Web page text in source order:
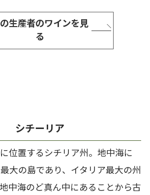
生産者のワインを見
る
シチーリア
位置するシチリア州。地中海に
大の島であり、イタリア最大の州
中海のど真ん中にあることから古